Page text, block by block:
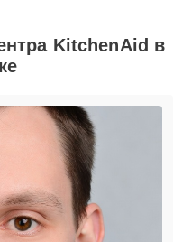
KitchenAid в